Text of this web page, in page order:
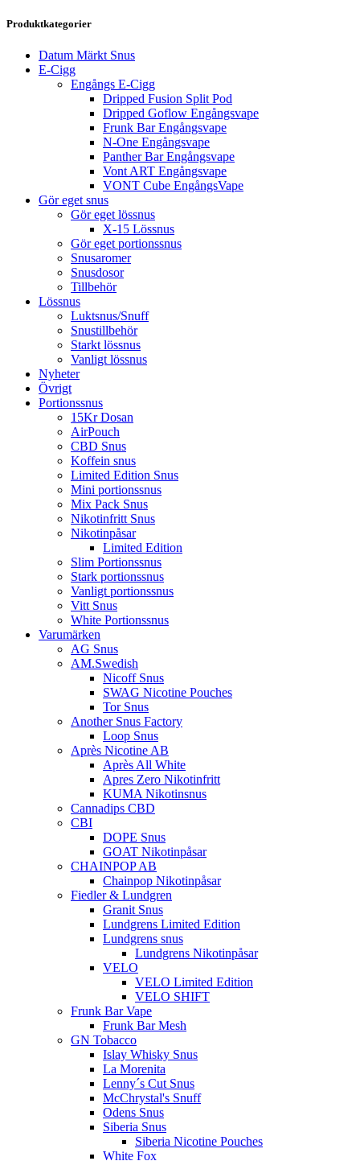
Produktkategorier
Datum Märkt Snus
E-Cigg
Engångs E-Cigg
Dripped Fusion Split Pod
Dripped Goflow Engångsvape
Frunk Bar Engångsvape
N-One Engångsvape
Panther Bar Engångsvape
Vont ART Engångsvape
VONT Cube EngångsVape
Gör eget snus
Gör eget lössnus
X-15 Lössnus
Gör eget portionssnus
Snusaromer
Snusdosor
Tillbehör
Lössnus
Luktsnus/Snuff
Snustillbehör
Starkt lössnus
Vanligt lössnus
Nyheter
Övrigt
Portionssnus
15Kr Dosan
AirPouch
CBD Snus
Koffein snus
Limited Edition Snus
Mini portionssnus
Mix Pack Snus
Nikotinfritt Snus
Nikotinpåsar
Limited Edition
Slim Portionssnus
Stark portionssnus
Vanligt portionssnus
Vitt Snus
White Portionssnus
Varumärken
AG Snus
AM.Swedish
Nicoff Snus
SWAG Nicotine Pouches
Tor Snus
Another Snus Factory
Loop Snus
Après Nicotine AB
Après All White
Apres Zero Nikotinfritt
KUMA Nikotinsnus
Cannadips CBD
CBI
DOPE Snus
GOAT Nikotinpåsar
CHAINPOP AB
Chainpop Nikotinpåsar
Fiedler & Lundgren
Granit Snus
Lundgrens Limited Edition
Lundgrens snus
Lundgrens Nikotinpåsar
VELO
VELO Limited Edition
VELO SHIFT
Frunk Bar Vape
Frunk Bar Mesh
GN Tobacco
Islay Whisky Snus
La Morenita
Lenny´s Cut Snus
McChrystal's Snuff
Odens Snus
Siberia Snus
Siberia Nicotine Pouches
White Fox